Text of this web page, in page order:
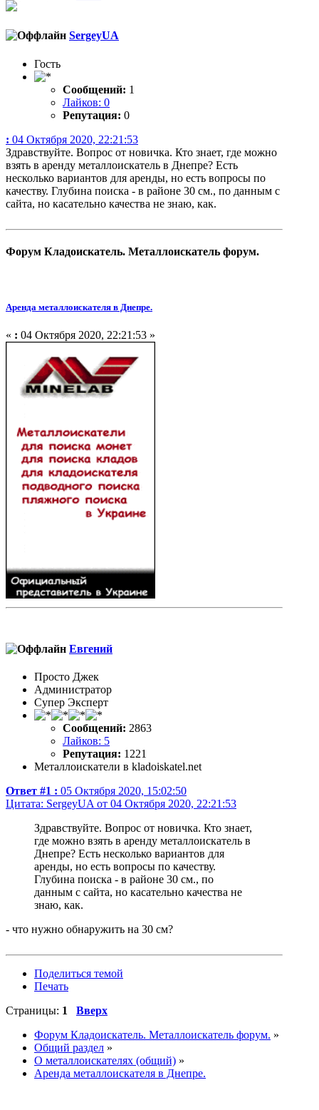
SergeyUA
Гость
Сообщений: 1
Лайков: 0
Репутация: 0
: 04 Октября 2020, 22:21:53
Здравствуйте. Вопрос от новичка. Кто знает, где можно
взять в аренду металлоискатель в Днепре? Есть
несколько вариантов для аренды, но есть вопросы по
качеству. Глубина поиска - в районе 30 см., по данным с
сайта, но касательно качества не знаю, как.
Форум Кладоискатель. Металлоискатель форум.
Аренда металлоискателя в Днепре.
« : 04 Октября 2020, 22:21:53 »
Евгений
Просто Джек
Администратор
Супер Эксперт
Сообщений: 2863
Лайков: 5
Репутация: 1221
Металлоискатели в kladoiskatel.net
Ответ #1 : 05 Октября 2020, 15:02:50
Цитата: SergeyUA от 04 Октября 2020, 22:21:53
Здравствуйте. Вопрос от новичка. Кто знает,
где можно взять в аренду металлоискатель в
Днепре? Есть несколько вариантов для
аренды, но есть вопросы по качеству.
Глубина поиска - в районе 30 см., по
данным с сайта, но касательно качества не
знаю, как.
- что нужно обнаружить на 30 см?
Поделиться темой
Печать
Страницы: 1
Вверх
Форум Кладоискатель. Металлоискатель форум. »
Общий раздел »
О металлоискателях (общий) »
Аренда металлоискателя в Днепре.